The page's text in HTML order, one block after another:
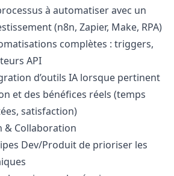
à automatiser avec un
(n8n, Zapier, Make, RPA)
complètes : triggers,
API
d’outils IA lorsque pertinent
et des bénéfices réels (temps
satisfaction)
& Collaboration
Dev/Produit de prioriser les